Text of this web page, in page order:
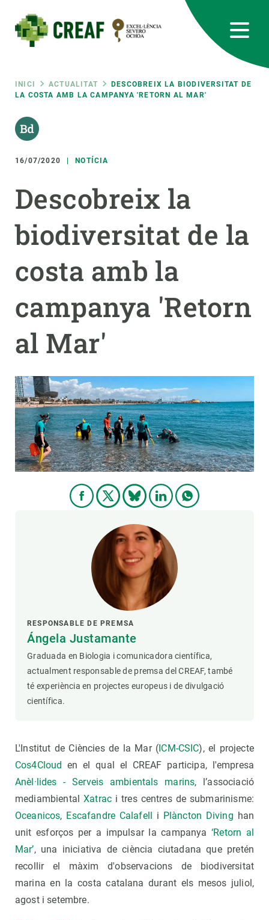
contingut
Fil
d'ariadna
INICI ACTUALITAT
DESCOBREIX LA BIODIVERSITAT DE
LA COSTA AMB LA CAMPANYA 'RETORN AL MAR'
16/07/2020 NOTÍCIA
Descobreix la
biodiversitat de la
costa amb la
campanya 'Retorn
al Mar'
RESPONSABLE DE PREMSA
Ángela Justamante
Graduada en Biologia i comunicadora científica,
actualment responsable de premsa del CREAF, també
té experiència en projectes europeus i de divulgació
científica.
L'Institut de Ciències de la Mar ( ICM-CSIC), el projecte
Cos4Cloud en el qual el CREAF participa, l'empresa
Anèl·lides - Serveis ambientals marins, l’associació
mediambientalXatrac i tres centres de submarinisme:
Oceanicos, Escafandre Calafell i Plàncton Diving han
unit esforços per a impulsar la campanya‘Retorn al
Mar’, una iniciativa de ciència ciutadana que pretén
recollir el màxim d'observacions de biodiversitat
marina en la costa catalana durant els mesos juliol,
agost i setembre.
RRSS
Featured
responsive
INTRANET
Responsive
menu
RECERCA
CIÈNCIA EN ACCIÓ
UNEIX-TE A NOSALTRES
NOTÍCIES I AGENDA